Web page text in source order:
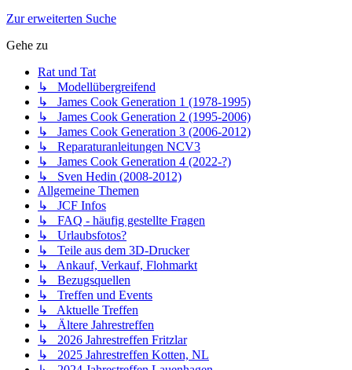
Zur erweiterten Suche
Gehe zu
Rat und Tat
↳ Modellübergreifend
↳ James Cook Generation 1 (1978-1995)
↳ James Cook Generation 2 (1995-2006)
↳ James Cook Generation 3 (2006-2012)
↳ Reparaturanleitungen NCV3
↳ James Cook Generation 4 (2022-?)
↳ Sven Hedin (2008-2012)
Allgemeine Themen
↳ JCF Infos
↳ FAQ - häufig gestellte Fragen
↳ Urlaubsfotos?
↳ Teile aus dem 3D-Drucker
↳ Ankauf, Verkauf, Flohmarkt
↳ Bezugsquellen
↳ Treffen und Events
↳ Aktuelle Treffen
↳ Ältere Jahrestreffen
↳ 2026 Jahrestreffen Fritzlar
↳ 2025 Jahrestreffen Kotten, NL